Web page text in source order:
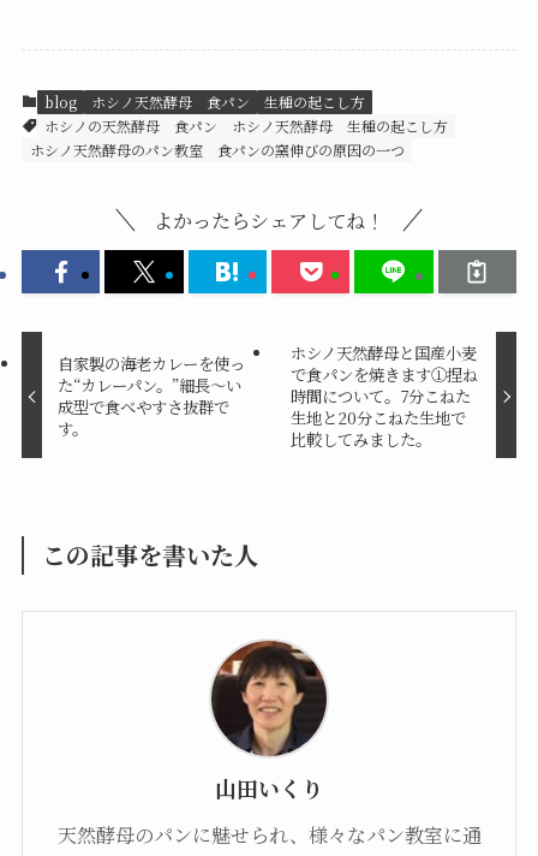
blog ホシノ天然酵母 食パン
生種の起こし方
ホシノの天然酵母 食パン
ホシノ天然酵母 生種の起こし方
ホシノ天然酵母のパン教室
食パンの窯伸びの原因の一つ
よかったらシェアしてね！
自家製の海老カレーを使っ
た“カレーパン。”細長～い
成型で食べやすさ抜群で
す。
ホシノ天然酵母と国産小麦
で食パンを焼きます①捏ね
時間について。7分こねた
生地と20分こねた生地で
比較してみました。
この記事を書いた人
山田いくり
天然酵母のパンに魅せられ、様々なパン教室に通